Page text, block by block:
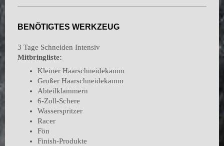
BENÖTIGTES WERKZEUG
3 Tage Schneiden Intensiv
Mitbringliste:
Kleiner Haarschneidekamm
Großer Haarschneidekamm
Abteilklammern
6-Zoll-Schere
Wasserspritzer
Racer
Fön
Finish-Produkte